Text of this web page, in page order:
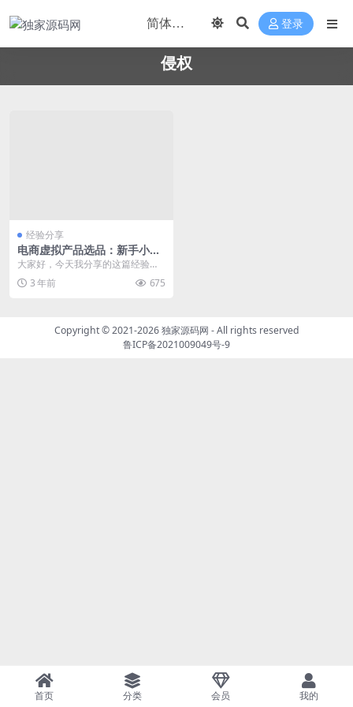
登录
侵权
经验分享
电商虚拟产品选品：新手小白
如何规避侵权、违规和售假风
大家好，今天我分享的这篇经验
贴，是关于电商虚拟选品方面的风
险规避，其主要目的是为...
3 年前 675
Copyright © 2021-2026独家源码网 - All rights reserved
鲁ICP备2021009049号-9
首页 分类 会员 我的